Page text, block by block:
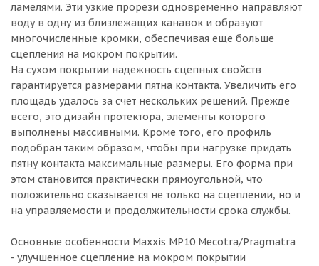
ламелями. Эти узкие прорези одновременно направляют
воду в одну из близлежащих канавок и образуют
многочисленные кромки, обеспечивая еще больше
сцепления на мокром покрытии.
На сухом покрытии надежность сцепных свойств
гарантируется размерами пятна контакта. Увеличить его
площадь удалось за счет нескольких решений. Прежде
всего, это дизайн протектора, элементы которого
выполнены массивными. Кроме того, его профиль
подобран таким образом, чтобы при нагрузке придать
пятну контакта максимальные размеры. Его форма при
этом становится практически прямоугольной, что
положительно сказывается не только на сцеплении, но и
на управляемости и продолжительности срока службы.
Основные особенности Maxxis MP10 Mecotra/Pragmatra
- улучшенное сцепление на мокром покрытии